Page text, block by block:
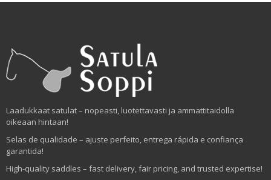
Laadukkaat satulat – nopeasti, luotettavasti ja ammattitaidolla
oikeaan hintaan!
Selas de qualidade – ajuste perfeito, entrega rápida e confiança
garantida!
High-quality saddles – fast delivery, fair pricing, and trusted expertise!